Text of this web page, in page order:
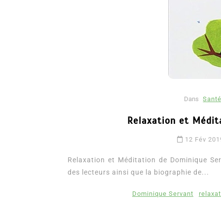
Dans
Relaxation et
12 Fév
Relaxation et Méditation de Dominique
des lecteurs ainsi que la biographie de...
Dominique Servant
Romance
Romances – l’actualité :
2026
6 Juil 2026 0 3 052 words
littérature sentimentale romance